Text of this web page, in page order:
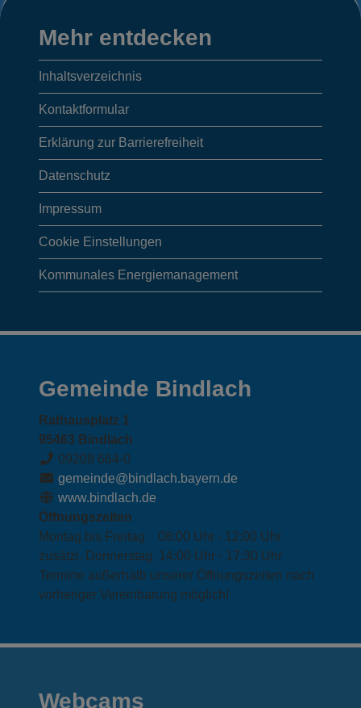
entdecken,
Anschrift/
Öffnungszeiten
der
Gemeinde
und
Webcams
Mehr entdecken
Inhaltsverzeichnis
Kontaktformular
Erklärung zur Barrierefreiheit
Datenschutz
Impressum
Cookie Einstellungen
Kommunales Energiemanagement
Gemeinde Bindlach
Rathausplatz 1
95463 Bindlach
09208 664-0
gemeinde@bindlach.bayern.de
www.bindlach.de
Öffnungszeiten
Montag bis Freitag 08:00 Uhr - 12:00 Uhr
zusätzl. Donnerstag 14:00 Uhr - 17:30 Uhr
Termine außerhalb unserer Öffnungszeiten nach
vorheriger Vereinbarung möglich!
Webcams